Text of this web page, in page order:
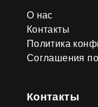
О нас
Контакты
Политика
Соглашения
Контакты